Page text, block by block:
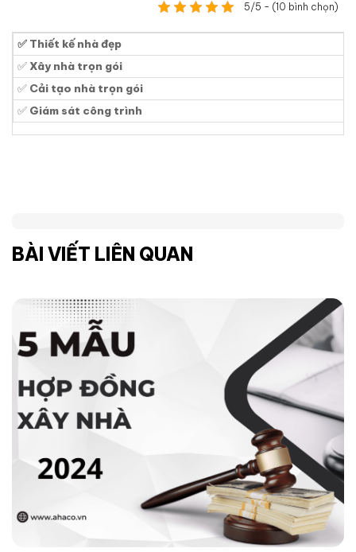
5/5 - (10 bình chọn)
✅ Thiết kế nhà đẹp
✅ Xây nhà trọn gói
✅ Cải tạo nhà trọn gói
✅ Giám sát công trình
BÀI VIẾT LIÊN QUAN